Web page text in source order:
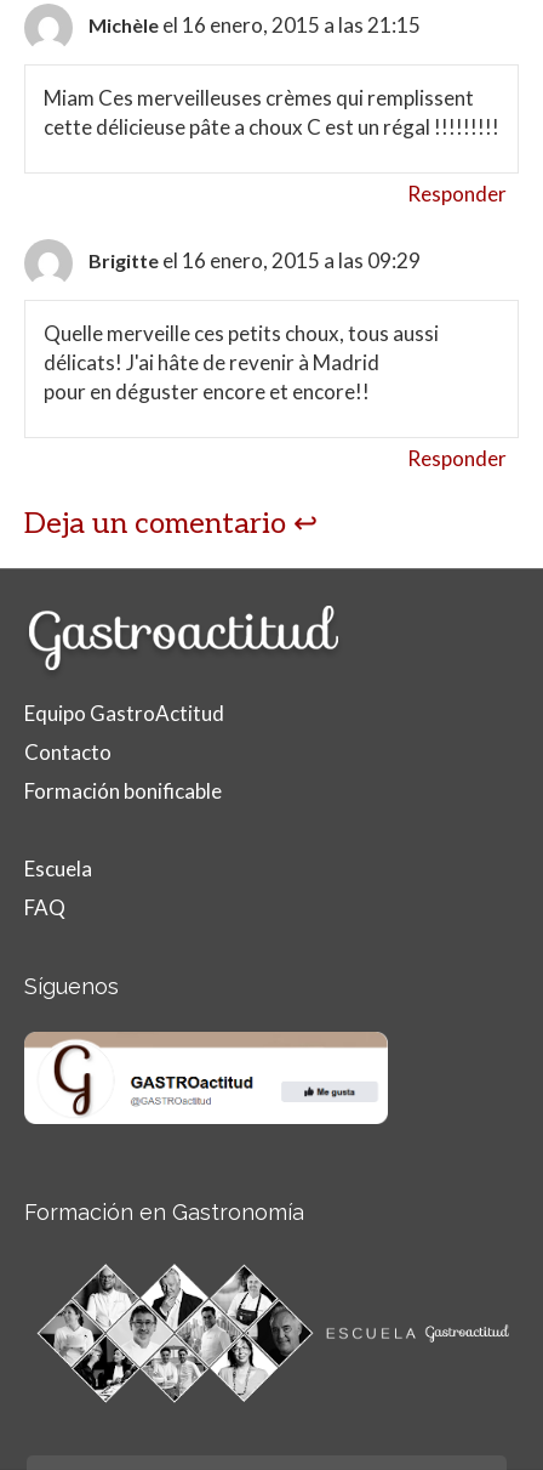
Michèle el 16 enero, 2015 a las 21:15
Miam Ces merveilleuses crèmes qui remplissent
cette délicieuse pâte a choux C est un régal !!!!!!!!!
Responder
Brigitte el 16 enero, 2015 a las 09:29
Quelle merveille ces petits choux, tous aussi
délicats! J'ai hâte de revenir à Madrid
pour en déguster encore et encore!!
Responder
Deja un comentario
Equipo GastroActitud
Contacto
Formación bonificable
Escuela
FAQ
Síguenos
Formación en Gastronomía